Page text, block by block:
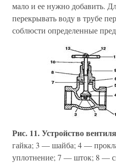
мало и ее нужно добавить.
перекрывать воду в трубе
соблюсти определенные
Рис. 11. Устройство
гайка; 3 — шайба; 4 —
уплотнение; 7 — шток; 8 —